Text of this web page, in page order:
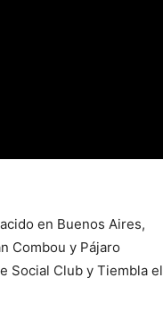
en Buenos Aires,
Combou y Pájaro
Social Club y Tiembla el